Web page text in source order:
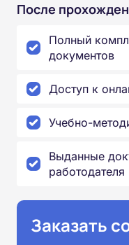
После
Полный
документов
Доступ к
Учебно-
Выданные
работодателя
Заказать